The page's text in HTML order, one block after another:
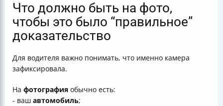
Что должно быть на фото,
чтобы это было “правильное”
доказательство
Для водителя важно понимать, что именно камера
зафиксировала.
На фотография обычно есть:
- ваш автомобиль;